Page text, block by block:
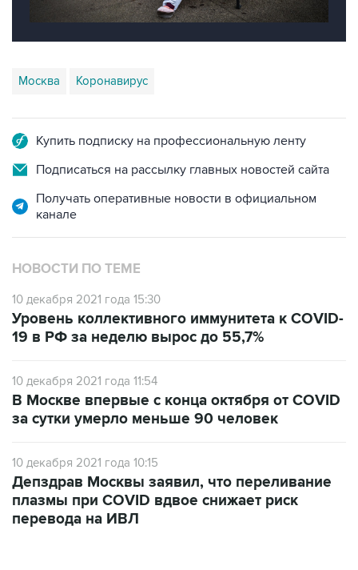
Москва Коронавирус
Купить подписку на профессиональную ленту
Подписаться на рассылку главных новостей сайта
Получать оперативные новости в официальном
канале
НОВОСТИ ПО ТЕМЕ
10 декабря 2021 года 15:30
Уровень коллективного иммунитета к COVID-
19 в РФ за неделю вырос до 55,7%
10 декабря 2021 года 11:54
В Москве впервые с конца октября от COVID
за сутки умерло меньше 90 человек
10 декабря 2021 года 10:15
Депздрав Москвы заявил, что переливание
плазмы при COVID вдвое снижает риск
перевода на ИВЛ